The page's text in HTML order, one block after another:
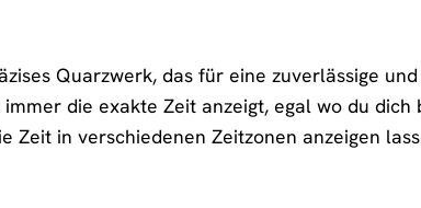
Quarzwerk, das für eine zuverlässige
die exakte Zeit anzeigt, egal wo du
in verschiedenen Zeitzonen anzeigen